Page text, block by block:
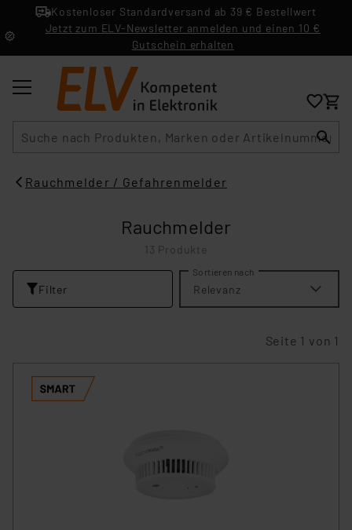
Kostenloser Standardversand ab 39 € Bestellwert
Jetzt zum ELV-Newsletter anmelden und einen 10 €
Gutschein erhalten
Rauchmelder / Gefahrenmelder
Rauchmelder
13 Produkte
Filter
Sortieren nach
Relevanz
Seite 1 von 1